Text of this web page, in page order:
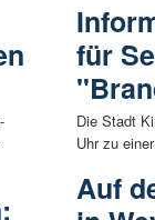
für
Die Stadt
Uhr zu
Auf